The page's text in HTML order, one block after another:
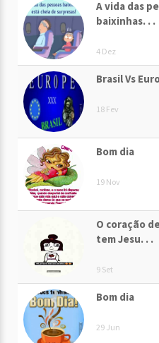
A vida das
baixinhas. . .
4 Dez
Brasil Vs
18 Fev
Bom dia
19 Nov
O coração
tem Jesu. . .
9 Set
Bom dia
29 Jun